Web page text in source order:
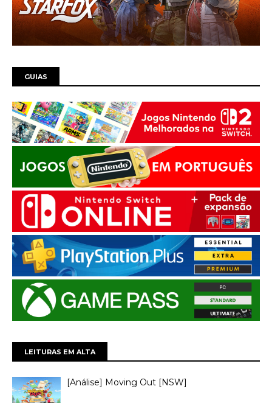
GUIAS
LEITURAS EM ALTA
[Análise] Moving Out [NSW]